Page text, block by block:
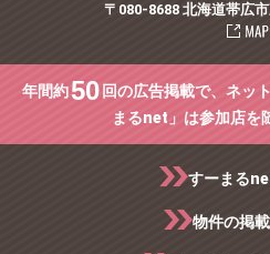
〒080-8688 北海道帯広
年間約50 回の広告掲載で、ネッ
まるnet」は参加店を
すーまる
物件の掲